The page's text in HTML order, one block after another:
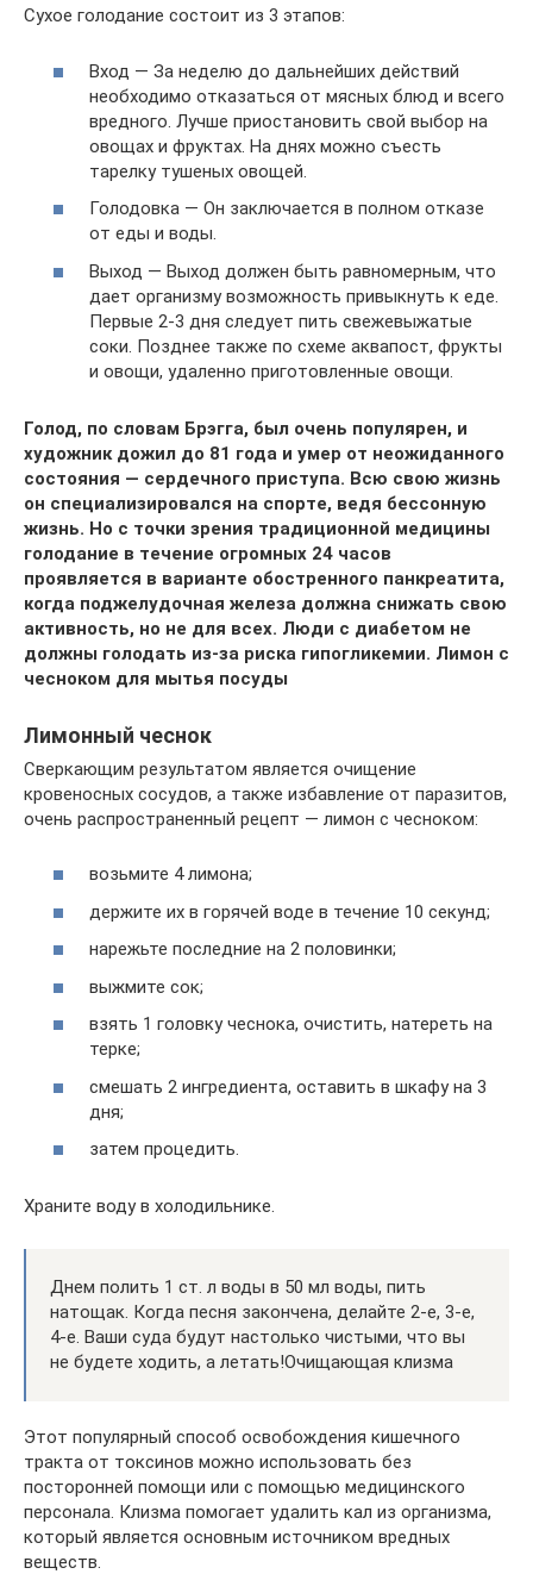
Сухое голодание состоит из 3 этапов:
Вход — За неделю до дальнейших действий
необходимо отказаться от мясных блюд и всего
вредного. Лучше приостановить свой выбор на
овощах и фруктах. На днях можно съесть
тарелку тушеных овощей.
Голодовка — Он заключается в полном отказе
от еды и воды.
Выход — Выход должен быть равномерным, что
дает организму возможность привыкнуть к еде.
Первые 2-3 дня следует пить свежевыжатые
соки. Позднее также по схеме аквапост, фрукты
и овощи, удаленно приготовленные овощи.
Голод, по словам Брэгга, был очень популярен, и
художник дожил до 81 года и умер от неожиданного
состояния — сердечного приступа. Всю свою жизнь
он специализировался на спорте, ведя бессонную
жизнь. Но с точки зрения традиционной медицины
голодание в течение огромных 24 часов
проявляется в варианте обостренного панкреатита,
когда поджелудочная железа должна снижать свою
активность, но не для всех. Люди с диабетом не
должны голодать из-за риска гипогликемии. Лимон с
чесноком для мытья посуды
Лимонный чеснок
Сверкающим результатом является очищение
кровеносных сосудов, а также избавление от паразитов,
очень распространенный рецепт — лимон с чесноком:
возьмите 4 лимона;
держите их в горячей воде в течение 10 секунд;
нарежьте последние на 2 половинки;
выжмите сок;
взять 1 головку чеснока, очистить, натереть на
терке;
смешать 2 ингредиента, оставить в шкафу на 3
дня;
затем процедить.
Храните воду в холодильнике.
Днем полить 1 ст. л воды в 50 мл воды, пить
натощак. Когда песня закончена, делайте 2-е, 3-е,
4-е. Ваши суда будут настолько чистыми, что вы
не будете ходить, а летать!Очищающая клизма
Этот популярный способ освобождения кишечного
тракта от токсинов можно использовать без
посторонней помощи или с помощью медицинского
персонала. Клизма помогает удалить кал из организма,
который является основным источником вредных
веществ.